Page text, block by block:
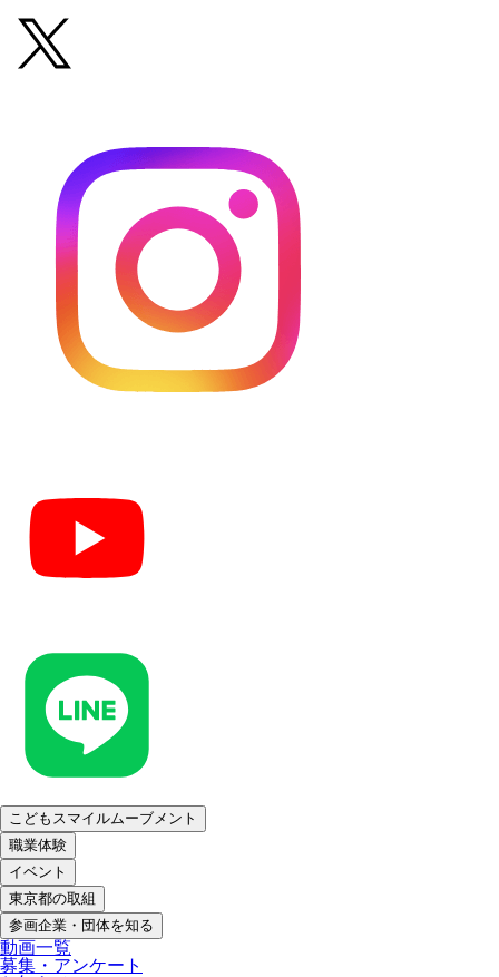
こどもスマイルムーブメント
職業体験
イベント
東京都の取組
参画企業・団体を知る
動画一覧
募集・アンケート